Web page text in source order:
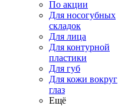
По акции
Для носогубных
складок
Для лица
Для контурной
пластики
Для губ
Для кожи вокруг
глаз
Ещё